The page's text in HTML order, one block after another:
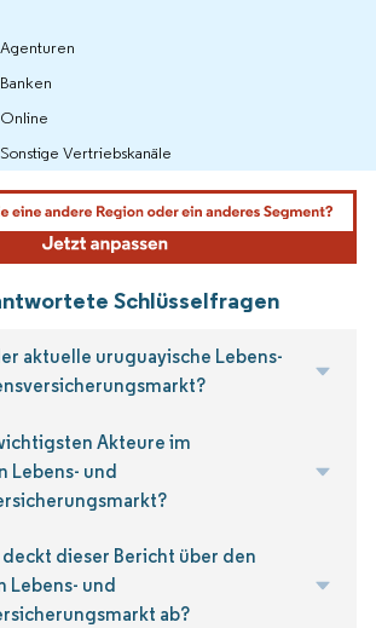
Agenturen
Banken
Online
Sonstige Vertriebskanäle
Schlüsselfragen
aktuelle uruguayische Lebens-
Akteure im
Lebens- und
dieser Bericht über den
Lebens- und
ab?